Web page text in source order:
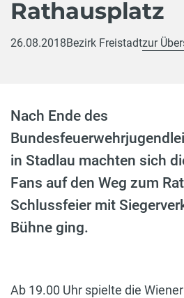
Rathausplatz
26.08.2018Bezirk Freistadtzur
Nach Ende des
in Stadlau machten sich
Fans auf den Weg zum
Schlussfeier mit
Bühne ging.
Ab 19.00 Uhr spielte die